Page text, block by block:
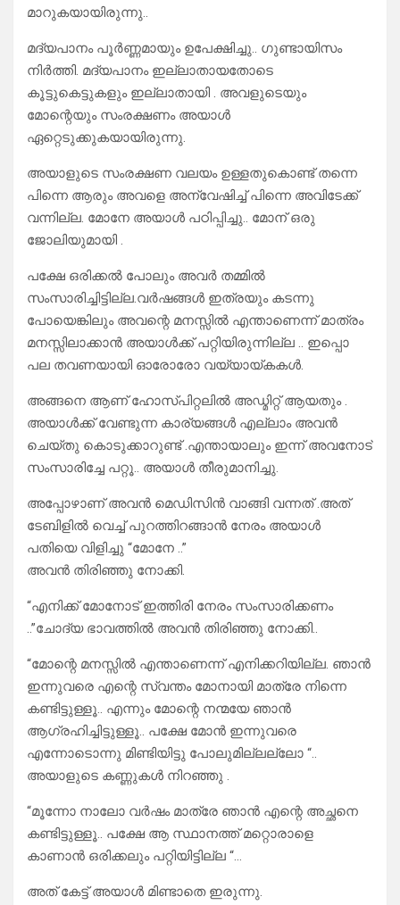
മാറുകയായിരുന്നു..
മദ്യപാനം പൂർണ്ണമായും ഉപേക്ഷിച്ചു.. ഗുണ്ടായിസം
നിർത്തി. മദ്യപാനം ഇല്ലാതായതോടെ
കൂട്ടുകെട്ടുകളും ഇല്ലാതായി . അവളുടെയും
മോന്റെയും സംരക്ഷണം അയാൾ
ഏറ്റെടുക്കുകയായിരുന്നു.
അയാളുടെ സംരക്ഷണ വലയം ഉള്ളതുകൊണ്ട് തന്നെ
പിന്നെ ആരും അവളെ അന്വേഷിച്ച് പിന്നെ അവിടേക്ക്
വന്നില്ല. മോനേ അയാൾ പഠിപ്പിച്ചു.. മോന് ഒരു
ജോലിയുമായി .
പക്ഷേ ഒരിക്കൽ പോലും അവർ തമ്മിൽ
സംസാരിച്ചിട്ടില്ല.വർഷങ്ങൾ ഇത്രയും കടന്നു
പോയെങ്കിലും അവന്റെ മനസ്സിൽ എന്താണെന്ന് മാത്രം
മനസ്സിലാക്കാൻ അയാൾക്ക് പറ്റിയിരുന്നില്ല .. ഇപ്പൊ
പല തവണയായി ഓരോരോ വയ്യായ്കകൾ.
അങ്ങനെ ആണ് ഹോസ്പിറ്റലിൽ അഡ്മിറ്റ്‌ ആയതും .
അയാൾക്ക് വേണ്ടുന്ന കാര്യങ്ങൾ എല്ലാം അവൻ
ചെയ്തു കൊടുക്കാറുണ്ട് .എന്തായാലും ഇന്ന് അവനോട്
സംസാരിച്ചേ പറ്റൂ.. അയാൾ തീരുമാനിച്ചു.
അപ്പോഴാണ് അവൻ മെഡിസിൻ വാങ്ങി വന്നത് .അത്
ടേബിളിൽ വെച്ച് പുറത്തിറങ്ങാൻ നേരം അയാൾ
പതിയെ വിളിച്ചു “മോനേ ..”
അവൻ തിരിഞ്ഞു നോക്കി.
“എനിക്ക് മോനോട് ഇത്തിരി നേരം സംസാരിക്കണം
..”ചോദ്യ ഭാവത്തിൽ അവൻ തിരിഞ്ഞു നോക്കി..
“മോന്റെ മനസ്സിൽ എന്താണെന്ന് എനിക്കറിയില്ല. ഞാൻ
ഇന്നുവരെ എന്റെ സ്വന്തം മോനായി മാത്രേ നിന്നെ
കണ്ടിട്ടുള്ളൂ.. എന്നും മോന്റെ നന്മയേ ഞാൻ
ആഗ്രഹിച്ചിട്ടുള്ളൂ.. പക്ഷേ മോൻ ഇന്നുവരെ
എന്നോടൊന്നു മിണ്ടിയിട്ടു പോലുമില്ലല്ലോ “..
അയാളുടെ കണ്ണുകൾ നിറഞ്ഞു .
“മൂന്നോ നാലോ വർഷം മാത്രേ ഞാൻ എന്റെ അച്ഛനെ
കണ്ടിട്ടുള്ളൂ.. പക്ഷേ ആ സ്ഥാനത്ത് മറ്റൊരാളെ
കാണാൻ ഒരിക്കലും പറ്റിയിട്ടില്ല “…
അത് കേട്ട് അയാൾ മിണ്ടാതെ ഇരുന്നു.